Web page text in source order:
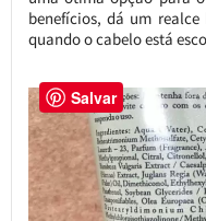
benefícios, dá um
quando o cabelo está
Salvar